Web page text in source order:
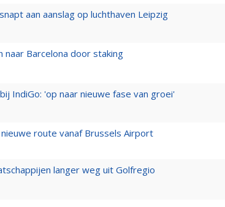
aan aanslag op luchthaven Leipzig
naar Barcelona door staking
IndiGo: 'op naar nieuwe fase van groei'
route vanaf Brussels Airport
langer weg uit Golfregio